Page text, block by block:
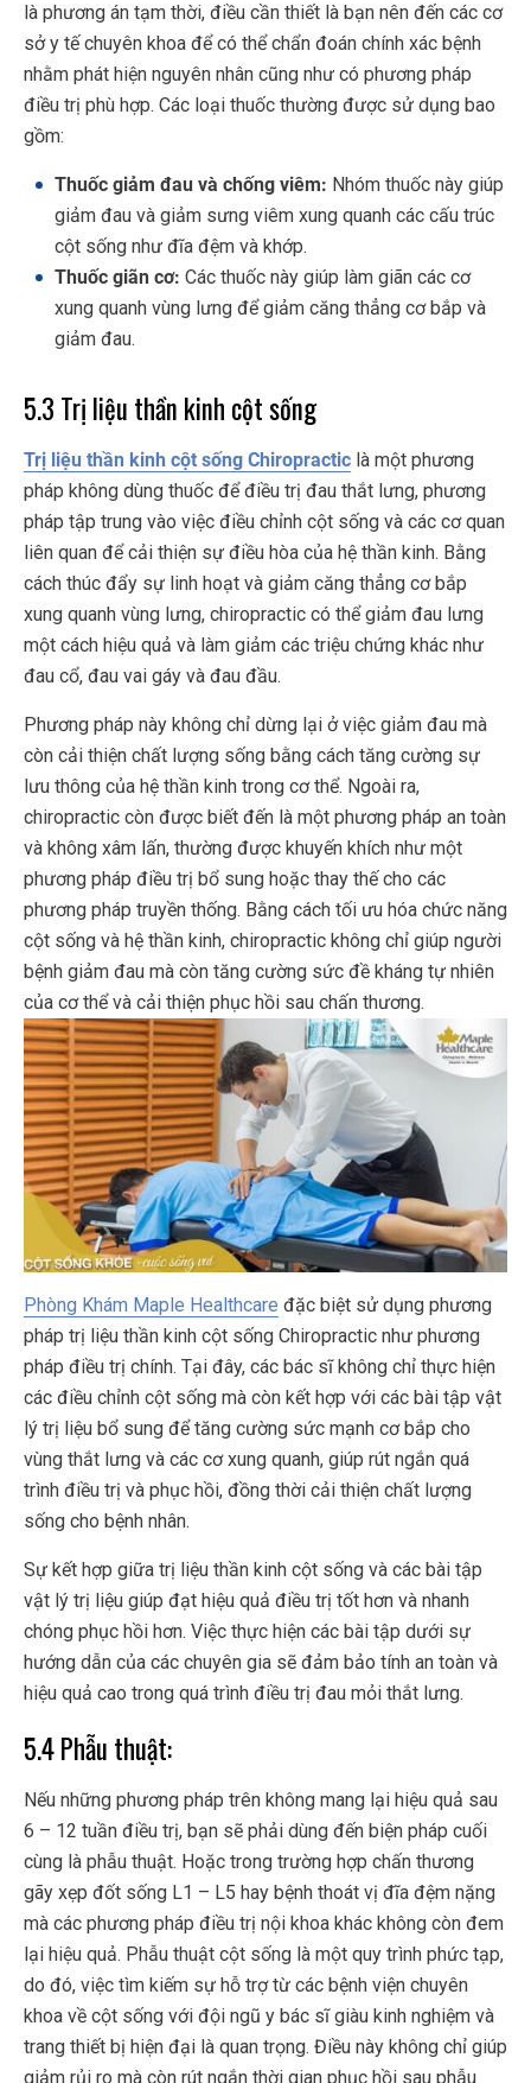
là phương án tạm thời, điều cần thiết là bạn nên đến các cơ
sở y tế chuyên khoa để có thể chẩn đoán chính xác bệnh
nhằm phát hiện nguyên nhân cũng như có phương pháp
điều trị phù hợp. Các loại thuốc thường được sử dụng bao
gồm:
Thuốc giảm đau và chống viêm: Nhóm thuốc này giúp
giảm đau và giảm sưng viêm xung quanh các cấu trúc
cột sống như đĩa đệm và khớp.
Thuốc giãn cơ: Các thuốc này giúp làm giãn các cơ
xung quanh vùng lưng để giảm căng thẳng cơ bắp và
giảm đau.
5.3 Trị liệu thần kinh cột sống
Trị liệu thần kinh cột sống Chiropractic là một phương
pháp không dùng thuốc để điều trị đau thắt lưng, phương
pháp tập trung vào việc điều chỉnh cột sống và các cơ quan
liên quan để cải thiện sự điều hòa của hệ thần kinh. Bằng
cách thúc đẩy sự linh hoạt và giảm căng thẳng cơ bắp
xung quanh vùng lưng, chiropractic có thể giảm đau lưng
một cách hiệu quả và làm giảm các triệu chứng khác như
đau cổ, đau vai gáy và đau đầu.
Phương pháp này không chỉ dừng lại ở việc giảm đau mà
còn cải thiện chất lượng sống bằng cách tăng cường sự
lưu thông của hệ thần kinh trong cơ thể. Ngoài ra,
chiropractic còn được biết đến là một phương pháp an toàn
và không xâm lấn, thường được khuyến khích như một
phương pháp điều trị bổ sung hoặc thay thế cho các
phương pháp truyền thống. Bằng cách tối ưu hóa chức năng
cột sống và hệ thần kinh, chiropractic không chỉ giúp người
bệnh giảm đau mà còn tăng cường sức đề kháng tự nhiên
của cơ thể và cải thiện phục hồi sau chấn thương.
Phòng Khám Maple Healthcare đặc biệt sử dụng phương
pháp trị liệu thần kinh cột sống Chiropractic như phương
pháp điều trị chính. Tại đây, các bác sĩ không chỉ thực hiện
các điều chỉnh cột sống mà còn kết hợp với các bài tập vật
lý trị liệu bổ sung để tăng cường sức mạnh cơ bắp cho
vùng thắt lưng và các cơ xung quanh, giúp rút ngắn quá
trình điều trị và phục hồi, đồng thời cải thiện chất lượng
sống cho bệnh nhân.
Sự kết hợp giữa trị liệu thần kinh cột sống và các bài tập
vật lý trị liệu giúp đạt hiệu quả điều trị tốt hơn và nhanh
chóng phục hồi hơn. Việc thực hiện các bài tập dưới sự
hướng dẫn của các chuyên gia sẽ đảm bảo tính an toàn và
hiệu quả cao trong quá trình điều trị đau mỏi thắt lưng.
5.4 Phẫu thuật:
Nếu những phương pháp trên không mang lại hiệu quả sau
6 – 12 tuần điều trị, bạn sẽ phải dùng đến biện pháp cuối
cùng là phẫu thuật. Hoặc trong trường hợp chấn thương
gãy xẹp đốt sống L1 – L5 hay bệnh thoát vị đĩa đệm nặng
mà các phương pháp điều trị nội khoa khác không còn đem
lại hiệu quả. Phẫu thuật cột sống là một quy trình phức tạp,
do đó, việc tìm kiếm sự hỗ trợ từ các bệnh viện chuyên
khoa về cột sống với đội ngũ y bác sĩ giàu kinh nghiệm và
trang thiết bị hiện đại là quan trọng. Điều này không chỉ giúp
giảm rủi ro mà còn rút ngắn thời gian phục hồi sau phẫu